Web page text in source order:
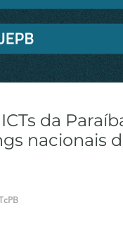
da
nacionais